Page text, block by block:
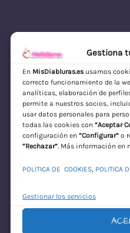
Gestiona
En MisDiabluras.esusamos
correcto funcionamiento de la
analíticas, elaboración de
permite a nuestros socios,
usar datos personales para
todas las cookies con “Aceptar
configuración en “Configurar”o
“Rechazar”. Más información en
POLITICA DE COOKIES, POLITICA
Gestionar los servicios
MisDiabluras |
Discreto en España
Acceder